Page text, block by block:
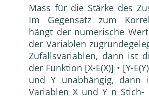
Mass für die Stärke des
Im Gegensatz zum
hängt der numerische
der Variablen
Zufallsvariablen, dann ist
der Funktion [X-E(X)] • [Y-
und Y unabhängig, dann
Variablen X und Y n Stich-